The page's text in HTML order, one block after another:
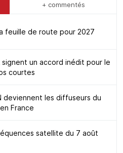
+ commentés
feuille de route pour 2027
signent un accord inédit pour le
courtes
deviennent les diffuseurs du
France
satellite du 7 août